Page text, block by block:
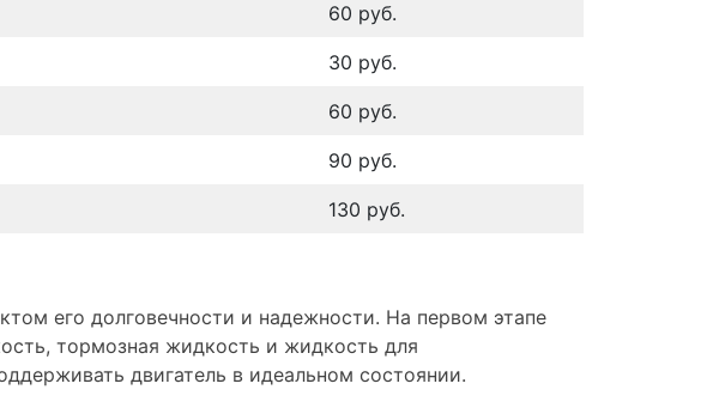
60 руб.
30 руб.
60 руб.
90 руб.
130 руб.
его долговечности и надежности. На первом этапе
тормозная жидкость и жидкость для
двигатель в идеальном состоянии.